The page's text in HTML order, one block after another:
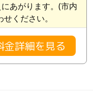
あがります。(市内
ください。
金詳細を見る